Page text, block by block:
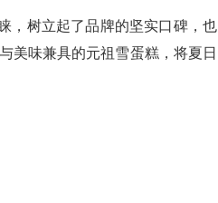
，树立起了品牌的坚实口碑，也
美味兼具的元祖雪蛋糕，将夏日